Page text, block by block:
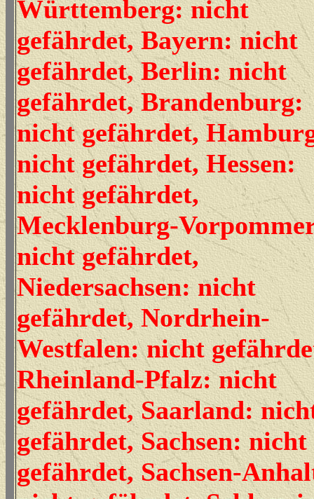
Württemberg: nicht
gefährdet, Bayern: nicht
gefährdet, Berlin: nicht
gefährdet, Brandenburg:
nicht gefährdet,
nicht gefährdet, Hessen:
nicht gefährdet,
Mecklenburg-
nicht gefährdet,
Niedersachsen: nicht
gefährdet, Nordrhein-
Westfalen: nicht
Rheinland-Pfalz: nicht
gefährdet, Saarland:
gefährdet, Sachsen: nicht
gefährdet, Sachsen-